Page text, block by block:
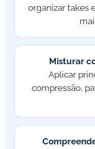
organizar takes
Misturar
Aplicar
compressão,